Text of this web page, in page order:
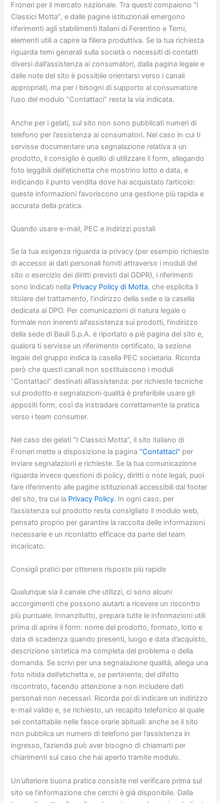
Froneri per il mercato nazionale. Tra questi compaiono “I
Classici Motta”, e dalle pagine istituzionali emergono
riferimenti agli stabilimenti italiani di Ferentino e Terni,
elementi utili a capire la filiera produttiva. Se la tua richiesta
riguarda temi generali sulla società o necessiti di contatti
diversi dall’assistenza ai consumatori, dalla pagina legale e
dalle note del sito è possibile orientarsi verso i canali
appropriati, ma per i bisogni di supporto al consumatore
l’uso del modulo “Contattaci” resta la via indicata.
Anche per i gelati, sul sito non sono pubblicati numeri di
telefono per l’assistenza ai consumatori. Nel caso in cui ti
servisse documentare una segnalazione relativa a un
prodotto, il consiglio è quello di utilizzare il form, allegando
foto leggibili dell’etichetta che mostrino lotto e data, e
indicando il punto vendita dove hai acquistato l’articolo:
queste informazioni favoriscono una gestione più rapida e
accurata della pratica.
Quando usare e-mail, PEC e indirizzi postali
Se la tua esigenza riguarda la privacy (per esempio richieste
di accesso ai dati personali forniti attraverso i moduli del
sito o esercizio dei diritti previsti dal GDPR), i riferimenti
sono indicati nella Privacy Policy di Motta, che esplicita il
titolare del trattamento, l’indirizzo della sede e la casella
dedicata al DPO. Per comunicazioni di natura legale o
formale non inerenti all’assistenza sui prodotti, l’indirizzo
della sede di Bauli S.p.A. è riportato a piè pagina del sito e,
qualora ti servisse un riferimento certificato, la sezione
legale del gruppo indica la casella PEC societaria. Ricorda
però che questi canali non sostituiscono i moduli
“Contattaci” destinati all’assistenza: per richieste tecniche
sul prodotto e segnalazioni qualità è preferibile usare gli
appositi form, così da instradare correttamente la pratica
verso i team consumer.
Nel caso dei gelati “I Classici Motta”, il sito italiano di
Froneri mette a disposizione la pagina“Contattaci” per
inviare segnalazioni e richieste. Se la tua comunicazione
riguarda invece questioni di policy, diritti o note legali, puoi
fare riferimento alle pagine istituzionali accessibili dal footer
del sito, tra cui la Privacy Policy. In ogni caso, per
l’assistenza sul prodotto resta consigliato il modulo web,
pensato proprio per garantire la raccolta delle informazioni
necessarie e un ricontatto efficace da parte del team
incaricato.
Consigli pratici per ottenere risposte più rapide
Qualunque sia il canale che utilizzi, ci sono alcuni
accorgimenti che possono aiutarti a ricevere un riscontro
più puntuale. Innanzitutto, prepara tutte le informazioni utili
prima di aprire il form: nome del prodotto, formato, lotto e
data di scadenza quando presenti, luogo e data d’acquisto,
descrizione sintetica ma completa del problema o della
domanda. Se scrivi per una segnalazione qualità, allega una
foto nitida dell’etichetta e, se pertinente, del difetto
riscontrato, facendo attenzione a non includere dati
personali non necessari. Ricorda poi di indicare un indirizzo
e-mail valido e, se richiesto, un recapito telefonico al quale
sei contattabile nelle fasce orarie abituali: anche se il sito
non pubblica un numero di telefono per l’assistenza in
ingresso, l’azienda può aver bisogno di chiamarti per
chiarimenti sul caso che hai aperto tramite modulo.
Un’ulteriore buona pratica consiste nel verificare prima sul
sito se l’informazione che cerchi è già disponibile. Dalla